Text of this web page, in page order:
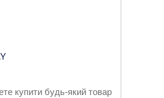
купити будь-який товар